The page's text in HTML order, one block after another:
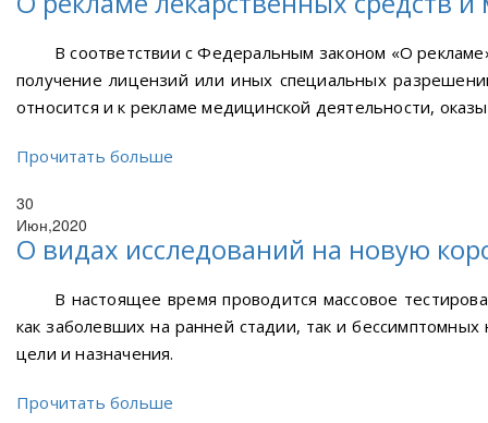
В соответствии с Федеральным законом «О
получение лицензий или иных специальных
относится и к рекламе медицинской деятельности,
Прочитать больше
30
Июн,2020
О видах исследований на новую
В настоящее время проводится массовое
как заболевших на ранней стадии, так и бессимптомных
цели и назначения.
Прочитать больше